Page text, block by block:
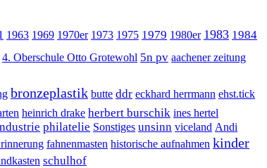
1963 1969 1970er 1973 1975 1979 1980er 1983 1984
4. Oberschule Otto Grotewohl 5n pv aachener zeitung
bronzeplastik butte ddr eckhard herrmann ehst.tick
heinrich drake herbert burschik ines hertel
philatelie Sonstiges unsinn viceland Andi
fahnenmasten historische aufnahmen kinder
schulhof